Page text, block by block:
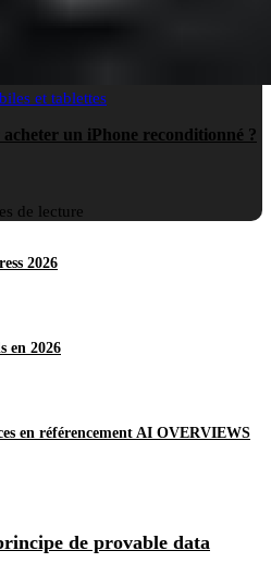
et tablettes
un iPhone reconditionné ?
de lecture
2026
en 2026
en référencement AI OVERVIEWS
de provable data